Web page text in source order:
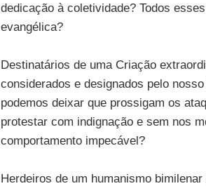
dedicação à coletividade? Todos
evangélica?
Destinatários de uma Criação
considerados e designados pelo
podemos deixar que prossigam os
protestar com indignação e sem nos
comportamento impecável?
Herdeiros de um humanismo